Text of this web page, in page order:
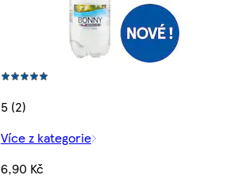
5 (2)
Více z kategorie
6,90 Kč